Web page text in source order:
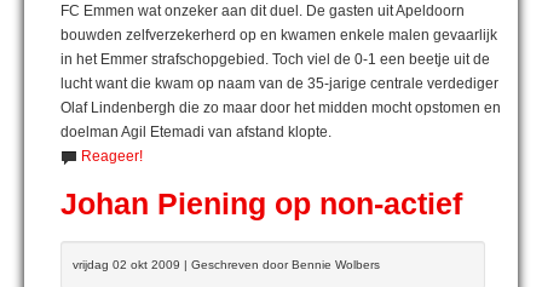
FC Emmen wat onzeker aan dit duel. De gasten uit Apeldoorn
bouwden zelfverzekerherd op en kwamen enkele malen gevaarlijk
in het Emmer strafschopgebied. Toch viel de 0-1 een beetje uit de
lucht want die kwam op naam van de 35-jarige centrale verdediger
Olaf Lindenbergh die zo maar door het midden mocht opstomen en
doelman Agil Etemadi van afstand klopte.
Reageer!
Johan Piening op non-actief
vrijdag 02 okt 2009 | Geschreven door Bennie Wolbers